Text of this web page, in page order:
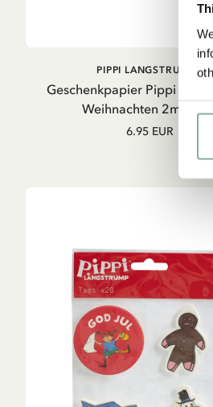
IN DEN WARENKORB
Geschenkpapier Pippi
Weihnachten 2m - Blau
PIPPI LANGSTRUMPF
6.95 EUR